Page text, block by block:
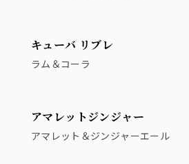
キューバ リブレ
ラム＆コーラ
アマレットジンジャー
アマレット＆ジンジャーエール